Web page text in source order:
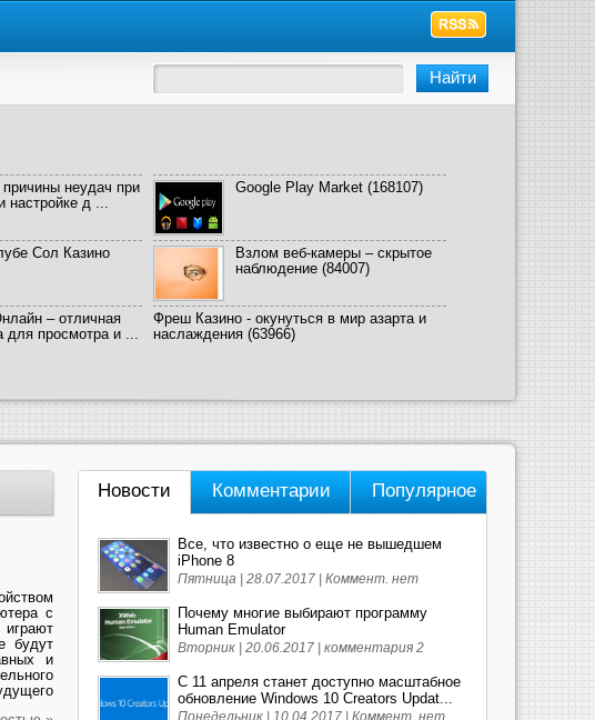
неудач при
настройке д ...
Google Play Market (168107)
Сол Казино
Взлом веб-камеры – скрытое
наблюдение (84007)
– отличная
для просмотра и ...
Фреш Казино - окунуться в мир азарта и
наслаждения (63966)
с
будут
и
Новости Комментарии Популярное
Все, что известно о еще не вышедшем
iPhone 8
Пятница | 28.07.2017 | Коммент. нет
Почему многие выбирают программу
Human Emulator
Вторник | 20.06.2017 | комментария 2
С 11 апреля станет доступно масштабное
обновление Windows 10 Creators Updat...
Понедельник | 10.04.2017 | Коммент. нет